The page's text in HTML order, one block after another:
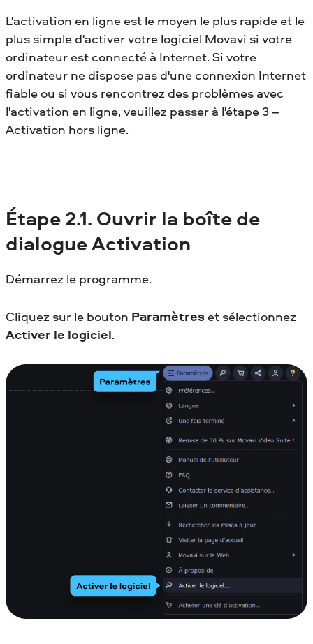
L'activation en ligne est le moyen le plus rapide et le
plus simple d'activer votre logiciel Movavi si votre
ordinateur est connecté à Internet. Si votre
ordinateur ne dispose pas d'une connexion Internet
fiable ou si vous rencontrez des problèmes avec
l'activation en ligne, veuillez passer à l'étape 3 –
Activation hors ligne.
Étape 2.1. Ouvrir la boîte de
dialogue Activation
Démarrez le programme.
Cliquez sur le bouton Paramètres et sélectionnez
Activer le logiciel.